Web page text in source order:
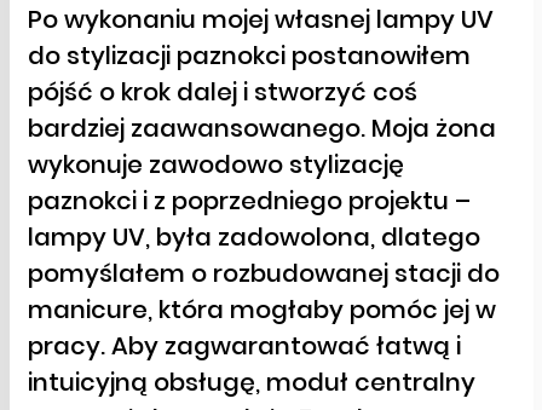
Po wykonaniu mojej własnej lampy UV
do stylizacji paznokci postanowiłem
pójść o krok dalej i stworzyć coś
bardziej zaawansowanego. Moja żona
wykonuje zawodowo stylizację
paznokci i z poprzedniego projektu –
lampy UV, była zadowolona, dlatego
pomyślałem o rozbudowanej stacji do
manicure, która mogłaby pomóc jej w
pracy. Aby zagwarantować łatwą i
intuicyjną obsługę, moduł centralny